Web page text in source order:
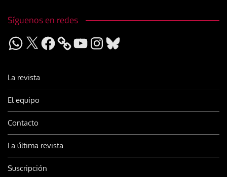
Síguenos en redes
WhatsApp
X Facebook YouTubeInstagram
Bluesky
La revista
El equipo
Contacto
La última revista
Suscripción